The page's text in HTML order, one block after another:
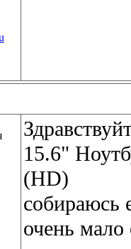
15.6"
(HD)
собираюсь
очень мало